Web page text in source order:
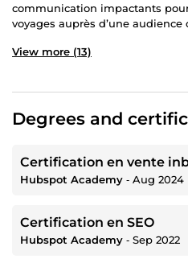
communication impactants
voyages auprès d’une audience
View more (13)
Degrees and
Certification en vente
Hubspot Academy ‐ Aug 2024
Certification en SEO
Hubspot Academy ‐ Sep 2022